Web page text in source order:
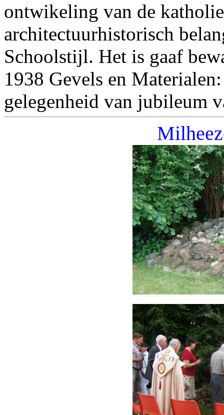
ontwikeling van de
architectuurhistorisch
Schoolstijl. Het is gaaf
1938 Gevels en
gelegenheid van jubileum